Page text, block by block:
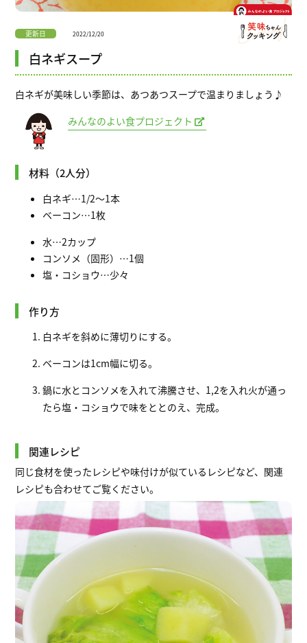
更新日 2022/12/20
白ネギスープ
白ネギが美味しい季節は、あつあつスープで温まりましょう♪
みんなのよい食プロジェクト
材料（2人分）
白ネギ…1/2〜1本
ベーコン…1枚
水…2カップ
コンソメ（固形）…1個
塩・コショウ…少々
作り方
白ネギを斜めに薄切りにする。
ベーコンは1cm幅に切る。
鍋に水とコンソメを入れて沸騰させ、1,2を入れ火が通っ
たら塩・コショウで味をととのえ、完成。
関連レシピ
同じ食材を使ったレシピや味付けが似ているレシピなど、関連
レシピも合わせてご覧ください。